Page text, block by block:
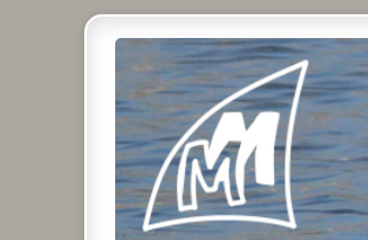
Micro Magic Forum